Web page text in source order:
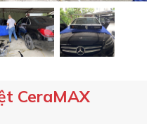
CeraMAX